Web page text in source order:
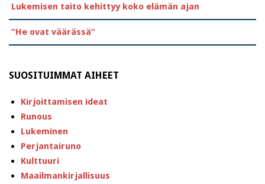
Lukemisen taito kehittyy koko elämän ajan
”He ovat väärässä”
SUOSITUIMMAT AIHEET
Kirjoittamisen ideat
Runous
Lukeminen
Perjantairuno
Kulttuuri
Maailmankirjallisuus